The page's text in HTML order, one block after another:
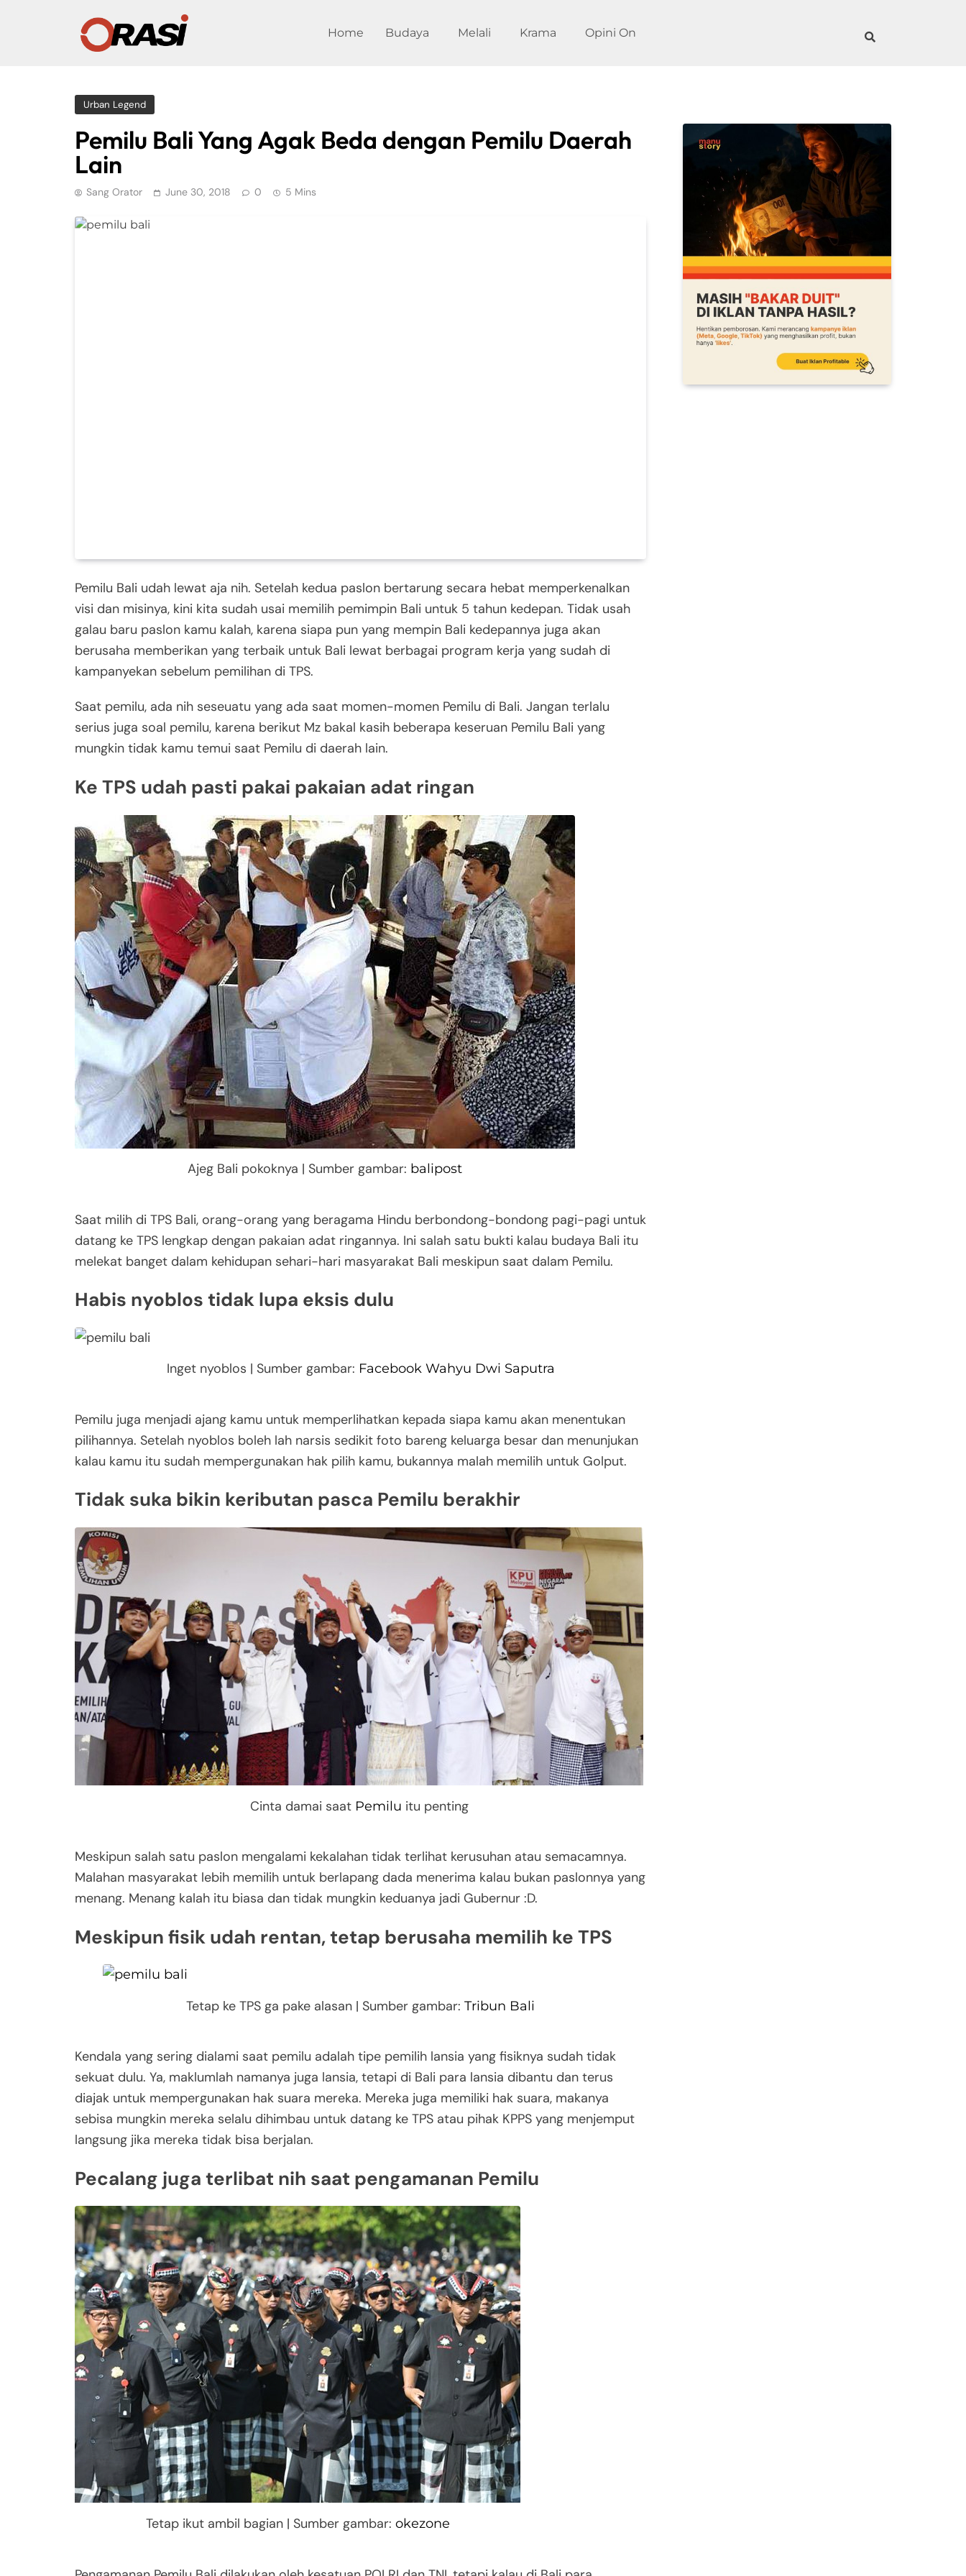
Home Budaya Melali Krama Opini On
Urban Legend
Pemilu Bali Yang Agak Beda dengan Pemilu Daerah
Lain
Sang Orator June 30, 2018 0 5 Mins
Pemilu Bali udah lewat aja nih. Setelah kedua paslon bertarung secara hebat memperkenalkan
visi dan misinya, kini kita sudah usai memilih pemimpin Bali untuk 5 tahun kedepan. Tidak usah
galau baru paslon kamu kalah, karena siapa pun yang mempin Bali kedepannya juga akan
berusaha memberikan yang terbaik untuk Bali lewat berbagai program kerja yang sudah di
kampanyekan sebelum pemilihan di TPS.
Saat pemilu, ada nih seseuatu yang ada saat momen-momen Pemilu di Bali. Jangan terlalu
serius juga soal pemilu, karena berikut Mz bakal kasih beberapa keseruan Pemilu Bali yang
mungkin tidak kamu temui saat Pemilu di daerah lain.
Ke TPS udah pasti pakai pakaian adat ringan
Ajeg Bali pokoknya | Sumber gambar: balipost
Saat milih di TPS Bali, orang-orang yang beragama Hindu berbondong-bondong pagi-pagi untuk
datang ke TPS lengkap dengan pakaian adat ringannya. Ini salah satu bukti kalau budaya Bali itu
melekat banget dalam kehidupan sehari-hari masyarakat Bali meskipun saat dalam Pemilu.
Habis nyoblos tidak lupa eksis dulu
Inget nyoblos | Sumber gambar: Facebook Wahyu Dwi Saputra
Pemilu juga menjadi ajang kamu untuk memperlihatkan kepada siapa kamu akan menentukan
pilihannya. Setelah nyoblos boleh lah narsis sedikit foto bareng keluarga besar dan menunjukan
kalau kamu itu sudah mempergunakan hak pilih kamu, bukannya malah memilih untuk Golput.
Tidak suka bikin keributan pasca Pemilu berakhir
Cinta damai saat Pemilu itu penting
Meskipun salah satu paslon mengalami kekalahan tidak terlihat kerusuhan atau semacamnya.
Malahan masyarakat lebih memilih untuk berlapang dada menerima kalau bukan paslonnya yang
menang. Menang kalah itu biasa dan tidak mungkin keduanya jadi Gubernur :D.
Meskipun fisik udah rentan, tetap berusaha memilih ke TPS
Tetap ke TPS ga pake alasan | Sumber gambar:Tribun Bali
Kendala yang sering dialami saat pemilu adalah tipe pemilih lansia yang fisiknya sudah tidak
sekuat dulu. Ya, maklumlah namanya juga lansia, tetapi di Bali para lansia dibantu dan terus
diajak untuk mempergunakan hak suara mereka. Mereka juga memiliki hak suara, makanya
sebisa mungkin mereka selalu dihimbau untuk datang ke TPS atau pihak KPPS yang menjemput
langsung jika mereka tidak bisa berjalan.
Pecalang juga terlibat nih saat pengamanan Pemilu
Tetap ikut ambil bagian | Sumber gambar: okezone